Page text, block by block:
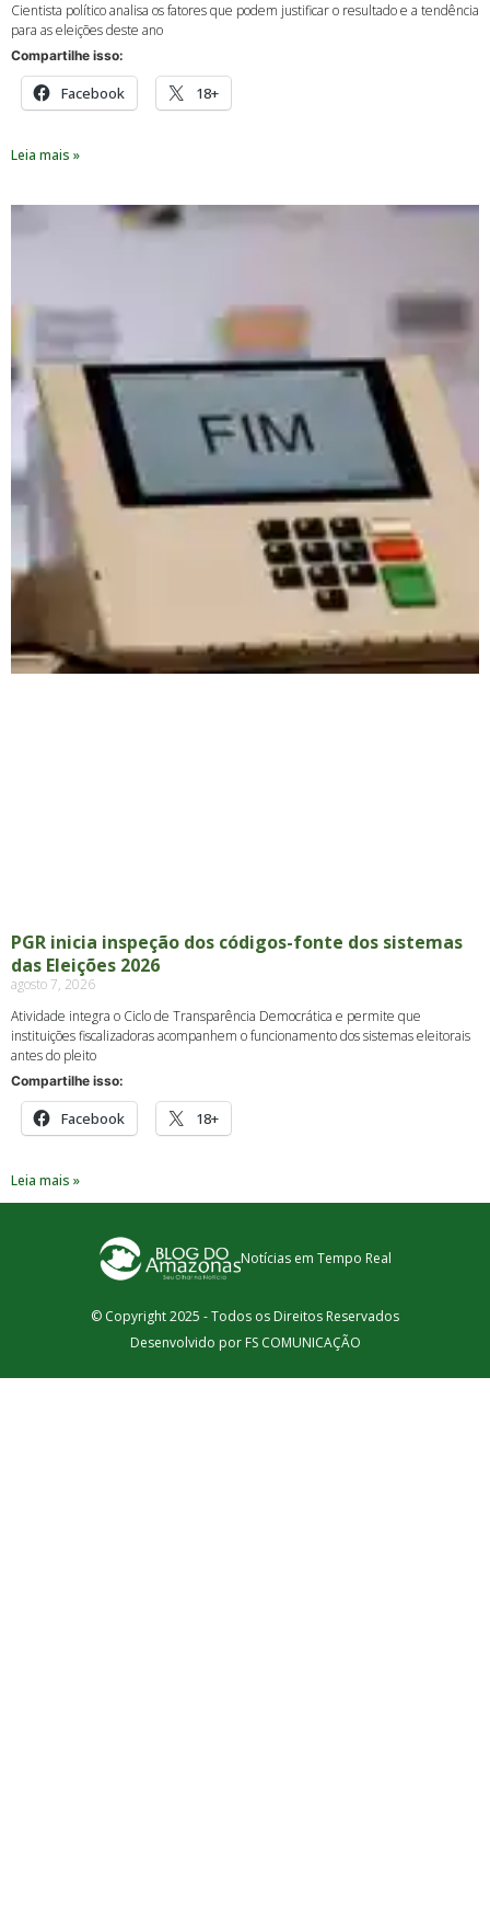
Cientista político analisa os fatores que podem justificar o resultado e a tendência
para as eleições deste ano
Compartilhe isso:
Facebook 18+
Leia mais »
PGR inicia inspeção dos códigos-fonte dos sistemas
das Eleições 2026
agosto 7, 2026
Atividade integra o Ciclo de Transparência Democrática e permite que
instituições fiscalizadoras acompanhem o funcionamento dos sistemas eleitorais
antes do pleito
Compartilhe isso:
Facebook 18+
Leia mais »
Notícias em Tempo Real
© Copyright 2025 - Todos os Direitos Reservados
Desenvolvido por FS COMUNICAÇÃO